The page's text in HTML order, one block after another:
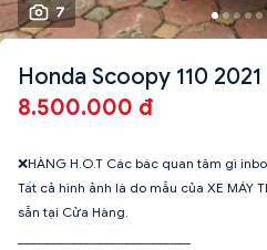
7
Honda Scoopy 110 2021
8.500.000 đ
❌HÀNG H.O.T Các bác quan tâm gì
Tất cả hình ảnh là do mẫu của XE MÁY
sẵn tại Cửa Hàng.